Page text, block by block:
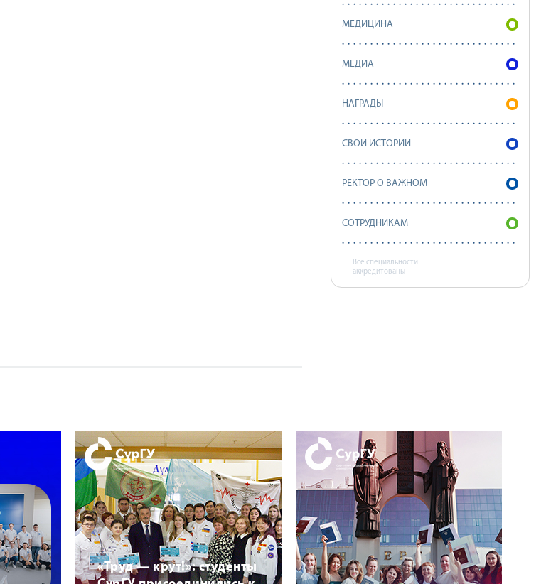
МЕДИЦИНА
МЕДИА
НАГРАДЫ
СВОИ ИСТОРИИ
РЕКТОР О ВАЖНОМ
СОТРУДНИКАМ
Все специальности
аккредитованы
«Труд — крут!»: студенты